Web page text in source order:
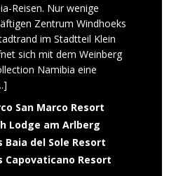
Reisen. Nur wenige
Zentrum Windhoeks
im Stadtteil Klein
sich mit dem Weinberg
Namibia eine
San Marco Resort
Lodge am Arlberg
Baia del Sole Resort
Capovaticano Resort